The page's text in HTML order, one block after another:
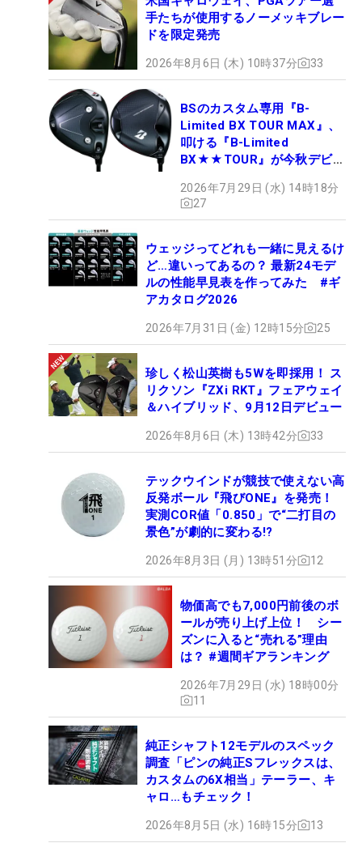
手たちが使用するノーメッキブレー
ドを限定発売
2026年8月6日 (木) 10時37分 33
BSのカスタム専用『B-
Limited BX TOUR MAX』、
叩ける『B-Limited
BX★★TOUR』が今秋デビュ
2026年7月29日 (水) 14時18分
27
ウェッジってどれも一緒に見えるけ
ど…違いってあるの？ 最新24モデ
ルの性能早見表を作ってみた #ギ
アカタログ2026
2026年7月31日 (金) 12時15分 25
珍しく松山英樹も5Wを即採用！ ス
リクソン『ZXi RKT』フェアウェイ
＆ハイブリッド、9月12日デビュー
2026年8月6日 (木) 13時42分 33
テックウインドが競技で使えない高
反発ボール『飛びONE』を発売！
実測COR値「0.850」で“二打目の
景色”が劇的に変わる!?
2026年8月3日 (月) 13時51分 12
物価高でも7,000円前後のボ
ールが売り上げ上位！ シー
ズンに入ると“売れる”理由
は？ #週間ギアランキング
2026年7月29日 (水) 18時00分
11
純正シャフト12モデルのスペック
調査「ピンの純正Sフレックスは、
カスタムの6X相当」テーラー、キ
ャロ…もチェック！
2026年8月5日 (水) 16時15分 13